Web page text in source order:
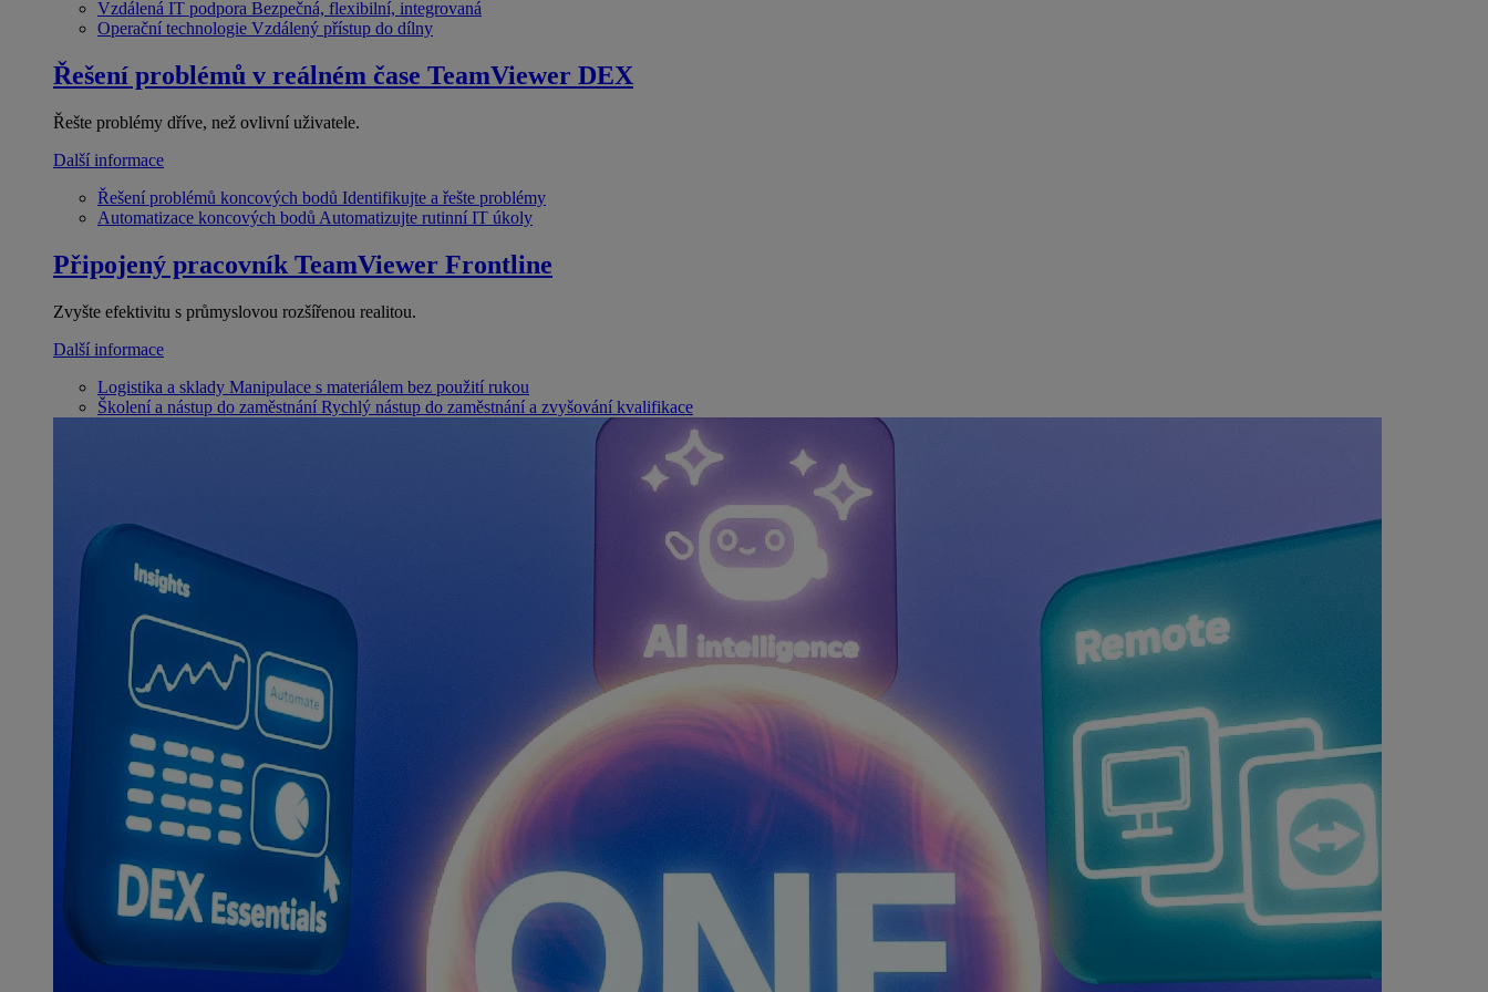
Vzdálená IT podpora Bezpečná, flexibilní, integrovaná
Operační technologie Vzdálený přístup do dílny
Řešení problémů v reálném čase TeamViewer DEX
Řešte problémy dříve, než ovlivní uživatele.
Další informace
Řešení problémů koncových bodů Identifikujte a řešte problémy
Automatizace koncových bodů Automatizujte rutinní IT úkoly
Připojený pracovník TeamViewer Frontline
Zvyšte efektivitu s průmyslovou rozšířenou realitou.
Další informace
Logistika a sklady Manipulace s materiálem bez použití rukou
Školení a nástup do zaměstnání Rychlý nástup do zaměstnání a zvyšování kvalifikace